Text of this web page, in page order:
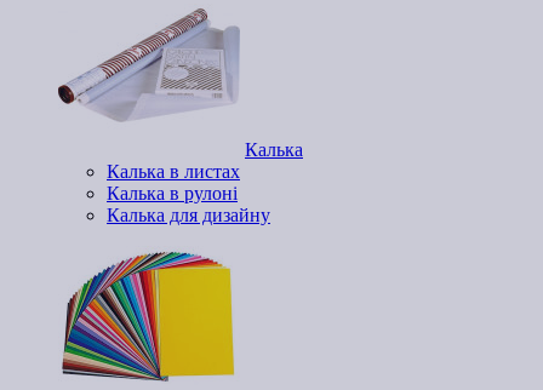
Калька
Калька в листах
Калька в рулоні
Калька для дизайну